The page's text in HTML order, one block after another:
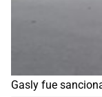
Gasly fue